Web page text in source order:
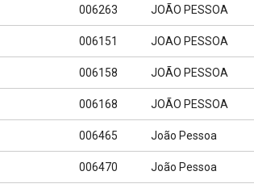
006263 JOÃO PESSOA
006151 JOAO PESSOA
006158 JOÃO PESSOA
006168 JOÃO PESSOA
006465 João Pessoa
006470 João Pessoa